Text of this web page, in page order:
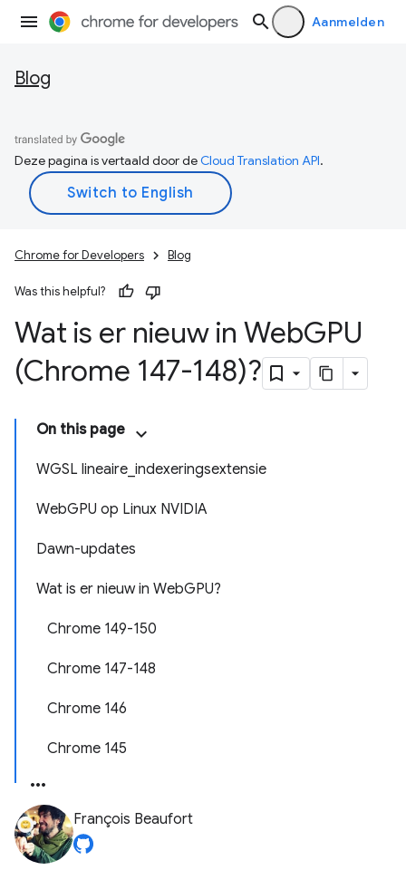
Aanmelden
Blog
Deze pagina is vertaald door deCloud Translation API.
Chrome for Developers Blog
Was this helpful?
Wat is er nieuw in WebGPU
(Chrome 147-148)?
On this page
WGSL lineaire_indexeringsextensie
WebGPU op Linux NVIDIA
Dawn-updates
Wat is er nieuw in WebGPU?
Chrome 149-150
Chrome 147-148
Chrome 146
Chrome 145
François Beaufort